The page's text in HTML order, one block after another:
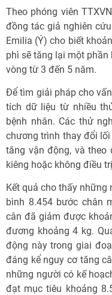
Theo phóng viên
đồng tác giả nghiên
Emilia (Ý) cho biết
phì sẽ tăng lại một
vòng từ 3 đến 5 năm.
Để tìm giải pháp cho
tích dữ liệu từ nhiều
bệnh nhân. Các thử
chương trình thay đổi
tăng vận động, và
kiêng hoặc không điều
Kết quả cho thấy
bình 8.454 bước chân
cân đã giảm được
đương khoảng 4 kg.
động này trong giai
đáng kể nguy cơ tăng
những người có kế
đạt mục tiêu khoảng